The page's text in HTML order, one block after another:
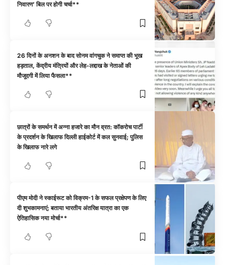
निवारण’ बिल पर होगी चर्चा**
26 दिनों के अनशन के बाद सोनम वांगचुक ने समाप्त की भूख
हड़ताल, केंद्रीय मंत्रियों और लेह-लद्दाख के नेताओं की
मौजूदगी में लिया फैसला**
छात्रों के समर्थन में अन्ना हजारे का मौन व्रत: कॉकरोच पार्टी
के प्रदर्शन के खिलाफ दिल्ली हाईकोर्ट में कल सुनवाई; पुलिस
के खिलाफ नारे लगे
पीएम मोदी ने स्काईरूट को विक्रम-1 के सफल प्रक्षेपण के लिए
दी शुभकामनाएं; बताया भारतीय अंतरिक्ष यात्रा का एक
ऐतिहासिक नया मोर्चा**